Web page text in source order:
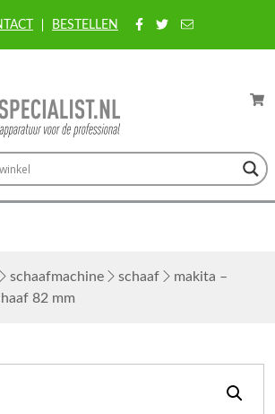
BESTELLEN
schaafmachine schaaf
makita –
82 mm